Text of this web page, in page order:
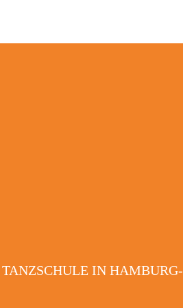
IN HAMBURG-